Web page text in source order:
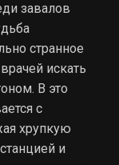
завалов
странное
искать
В это
с
хрупкую
и